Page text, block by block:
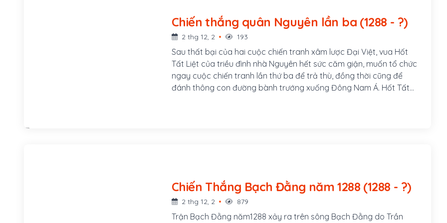
Chiến thắng quân Nguyên lần ba (1288 - ?)
2 thg 12, 2 193
Sau thất bại của hai cuộc chiến tranh xâm lược Đại Việt, vua Hốt
Tất Liệt của triều đình nhà Nguyên hết sức căm giận, muốn tổ chức
ngay cuộc chiến tranh lần thứ ba để trả thù, đồng thời cũng để
đánh thông con đường bành trướng xuống Đông Nam Á. Hốt Tất
Chiến Thắng Bạch Đằng năm 1288 (1288 - ?)
2 thg 12, 2 879
Trận Bạch Đằng năm1288 xảy ra trên sông Bạch Đằng do Trần